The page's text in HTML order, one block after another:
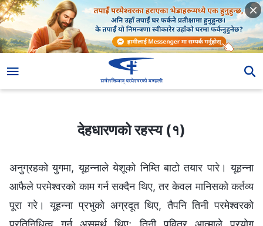
देहधारणको रहस्य (१)
अनुग्रहको युगमा, यूहन्नाले येशूको निम्ति बाटो तयार पारे। यूहन्ना
आफैले परमेश्‍वरको काम गर्न सक्दैन थिए, तर केवल मानिसको कर्तव्य
पूरा गरे। यूहन्ना प्रभुको अग्रदूत थिए, तैपनि तिनी परमेश्‍वरको